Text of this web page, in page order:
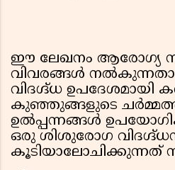
ഈ ലേഖനം ആരോഗ്യ
വിവരങ്ങൾ
വിദഗ്ദ്ധ ഉപദേശമായി
കുഞ്ഞുങ്ങളുടെ
ഉൽപ്പന്നങ്ങൾ
ഒരു ശിശുരോഗ
കൂടിയാലോചിക്കുന്നത്